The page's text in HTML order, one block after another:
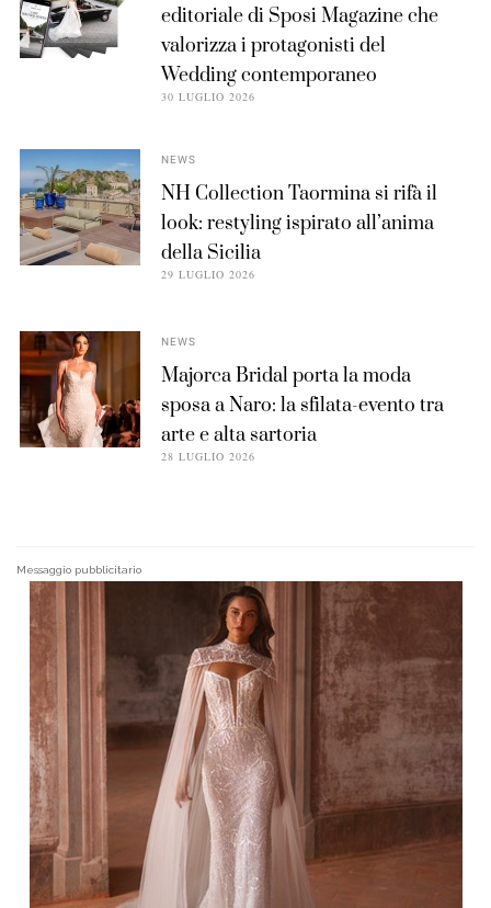
editoriale di Sposi Magazine che
valorizza i protagonisti del
Wedding contemporaneo
30 LUGLIO 2026
NEWS
NH Collection Taormina si rifà il
look: restyling ispirato all’anima
della Sicilia
29 LUGLIO 2026
NEWS
Majorca Bridal porta la moda
sposa a Naro: la sfilata-evento tra
arte e alta sartoria
28 LUGLIO 2026
Messaggio pubblicitario